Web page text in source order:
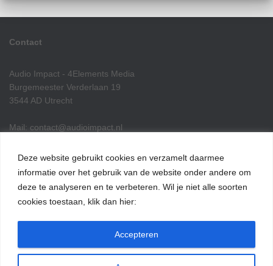
Deze website gebruikt cookies en verzamelt daarmee
informatie over het gebruik van de website onder andere om
deze te analyseren en te verbeteren. Wil je niet alle soorten
cookies toestaan, klik dan hier:
Accepteren
Contact
Audio Impact - 4Elements Media
Burgemeester Verderlaan 19
3544 AD Utrecht
Mail: contact@audioimpact.nl
KvK: 14097963
INSTAGRAMFACEBOOK E-MAIL
Lees hier onze blogs over podcasts